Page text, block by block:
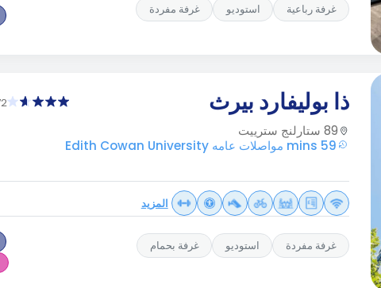
غرفة رباعية استوديو غرفة مفردة
ذا بوليفارد بيرث
89 ستارلنج سترييت
59 mins مواصلات عامه Edith Cowan University
المزيد
غرفة مفردة استوديو غرفة بحمام